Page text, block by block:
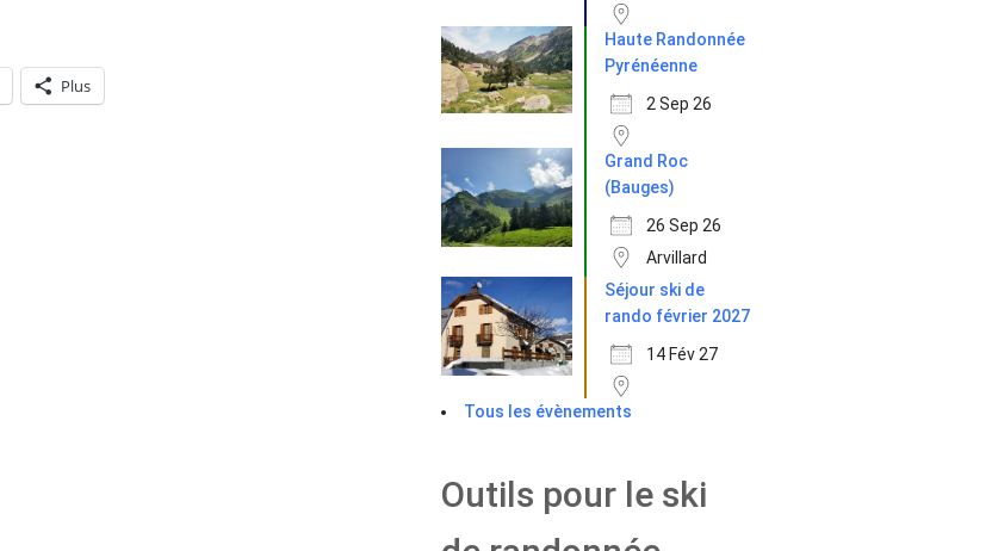
Plus
Haute Randonnée
Pyrénéenne
2 Sep 26
Grand Roc
(Bauges)
26 Sep 26
Arvillard
Séjour ski de
rando février 2027
14 Fév 27
Tous les évènements
Outils pour le ski